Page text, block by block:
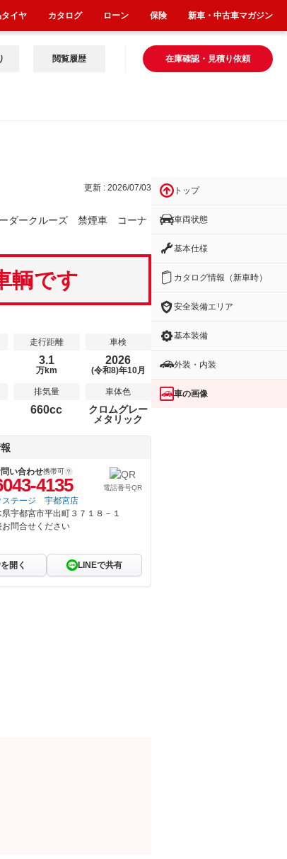
在庫確認・見積り依頼
閲覧履歴
更新 : 2026/07/03
ダークルーズ 禁煙車 コーナ
輌です
走行距離
3.1
万km
車検
2026
(令和8)年10月
排気量
660cc
車体色
クロムグレー
メタリック
い合わせ携帯可
4135 電話番号QR
ステージ 宇都宮店
県宇都宮市平出町３７１８－１
お問合せください
開く LINEで共有
トップ
車両状態
基本仕様
カタログ情報（新車時）
安全装備エリア
基本装備
外装・内装
車の画像
イヤ カタログ ローン 保険 新車・中古車マガジン